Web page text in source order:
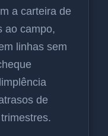
a carteira de
ao campo,
linhas sem
de